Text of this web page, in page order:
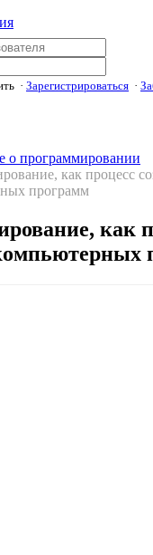
· Зарегистрироваться ·
о программировании
как процесс
программ
как